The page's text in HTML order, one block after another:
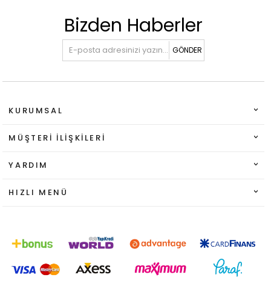
Bizden Haberler
GÖNDER
KURUMSAL
MÜŞTERI İLIŞKILERI
YARDIM
HIZLI MENÜ